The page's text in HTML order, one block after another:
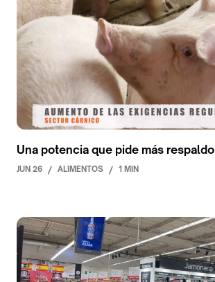
Una potencia que pide más respaldo
JUN 26 / ALIMENTOS / 1 MIN